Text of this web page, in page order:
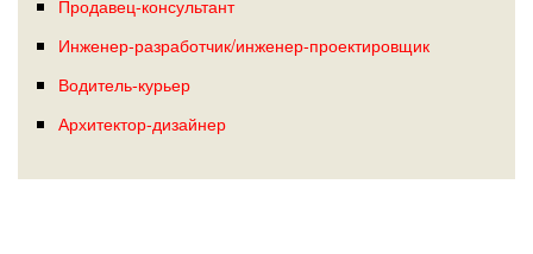
Продавец-консультант
Инженер-разработчик/инженер-проектировщик
Водитель-курьер
Архитектор-дизайнер